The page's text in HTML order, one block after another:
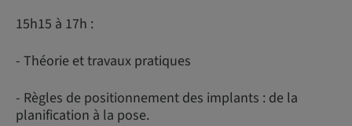
15h15 à 17h :
- Théorie et travaux pratiques
- Règles de positionnement des implants : de la
planification à la pose.